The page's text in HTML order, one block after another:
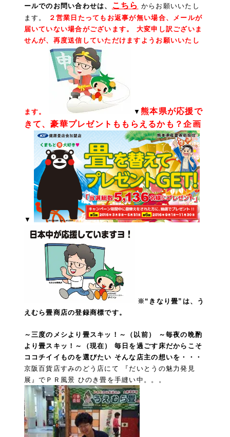
ールでのお問い合わせは、 こちら からお願いいたし
ます。
２営業日たってもお返事が無い場合、メールが
届いていない場合がございます。 大変申し訳ございま
せんが、再度送信していただけますようお願いいたし
ます。 ▼熊本県が応援で
きて、豪華プレゼントももらえるかも？企画
▼
※“きなり畳”は、う
えむら畳商店の登録商標です。
～三度のメシより畳スキッ！～（以前） ～毎夜の晩酌
より畳スキッ！～（現在）
毎日を過ごす床だからこそ
ココチイイものを選びたい そんな店主の想いを・・・
京阪百貨店すみのどう店にて
『だいとうの魅力発見
展』でＰＲ風景 ひのき畳を手縫い中。。。